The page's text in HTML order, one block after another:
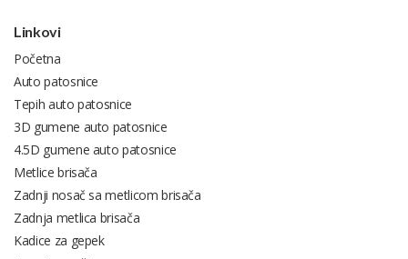
Linkovi
Početna
Auto patosnice
Tepih auto patosnice
3D gumene auto patosnice
4.5D gumene auto patosnice
Metlice brisača
Zadnji nosač sa metlicom brisača
Zadnja metlica brisača
Kadice za gepek